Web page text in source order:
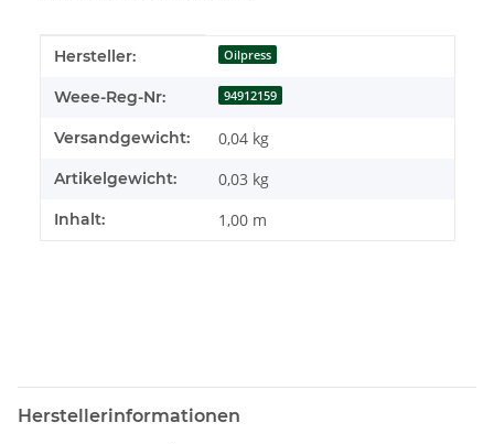
Produkteigenschaft
Wert
Hersteller: Oilpress
Weee-Reg-Nr: 94912159
Versandgewicht: 0,04 kg
Artikelgewicht: 0,03 kg
Inhalt: 1,00 m
Herstellerinformationen